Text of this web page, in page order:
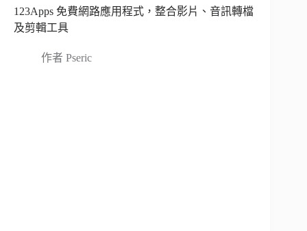
123Apps 免費網路應用程式，整合影片、音訊轉檔
及剪輯工具
作者 Pseric